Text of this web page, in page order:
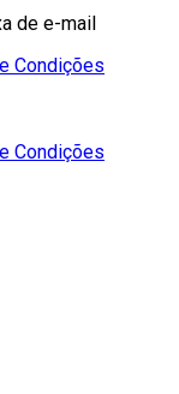
de e-mail
Condições
Condições